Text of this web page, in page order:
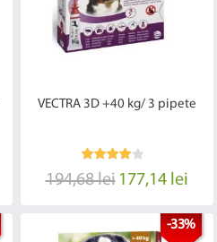
VECTRA 3D +40 kg/ 3 pipete
194,68 lei 177,14 lei
-33%